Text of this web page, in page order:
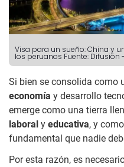
Visa para un sueño: China y
los peruanos Fuente: Difusión -
Si bien se consolida como
economía y desarrollo
emerge como una tierra
laboral y educativa, y
fundamental que nadie
Por esta razón, es